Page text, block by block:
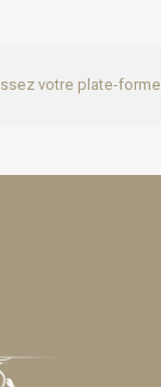
votre plate-forme